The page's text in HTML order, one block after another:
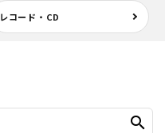
レコード・CD
search